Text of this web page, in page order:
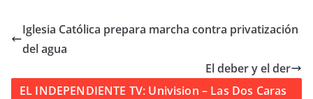
Iglesia Católica prepara marcha contra privatización
del agua
El deber y el der
EL INDEPENDIENTE TV: Univision – Las Dos Caras